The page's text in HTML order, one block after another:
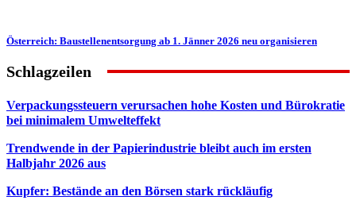
Österreich: Baustellenentsorgung ab 1. Jänner 2026 neu organisieren
Schlagzeilen
Verpackungssteuern verursachen hohe Kosten und Bürokratie
bei minimalem Umwelteffekt
Trendwende in der Papierindustrie bleibt auch im ersten
Halbjahr 2026 aus
Kupfer: Bestände an den Börsen stark rückläufig